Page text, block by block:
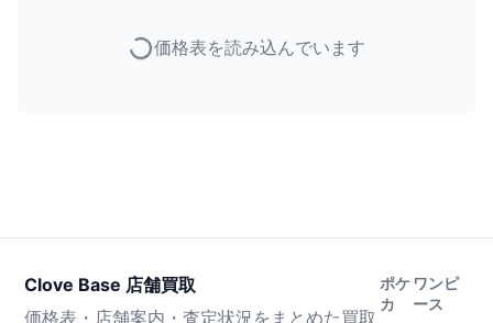
価格表を読み込んでいます
Clove Base 店舗買取
価格表・店舗案内・査定状況をまとめた買取
ポケ
カ
ワンピ
ース